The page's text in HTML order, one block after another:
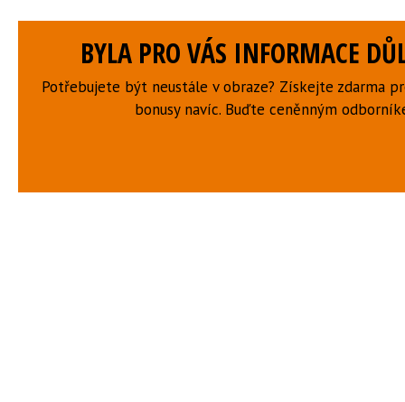
BYLA PRO VÁS INFORMACE
Potřebujete být neustále v obraze? Získejte zdarma
bonusy navíc. Buďte ceněnným